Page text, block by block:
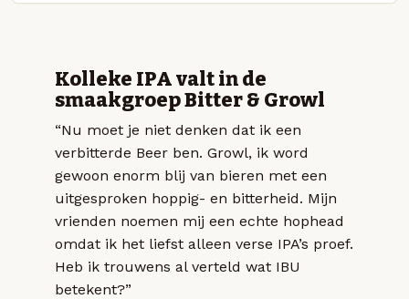
Kolleke IPA valt in de
smaakgroep Bitter & Growl
“Nu moet je niet denken dat ik een
verbitterde Beer ben. Growl, ik word
gewoon enorm blij van bieren met een
uitgesproken hoppig- en bitterheid. Mijn
vrienden noemen mij een echte hophead
omdat ik het liefst alleen verse IPA’s proef.
Heb ik trouwens al verteld wat IBU
betekent?”